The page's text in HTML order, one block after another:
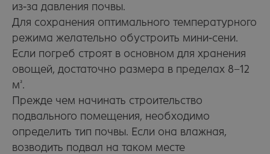
из-за давления почвы.
Для сохранения оптимального температурного
режима желательно обустроить мини-сени.
Если погреб строят в основном для хранения
овощей, достаточно размера в пределах 8−12
м².
Прежде чем начинать строительство
подвального помещения, необходимо
определить тип почвы. Если она влажная,
возводить подвал на таком месте